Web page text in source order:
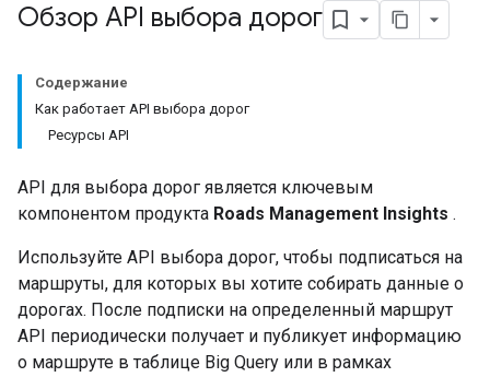
Обзор API выбора дорог
Содержание
Как работает API выбора дорог
Ресурсы API
API для выбора дорог является ключевым
компонентом продукта Roads Management Insights .
Используйте API выбора дорог, чтобы подписаться на
маршруты, для которых вы хотите собирать данные о
дорогах. После подписки на определенный маршрут
API периодически получает и публикует информацию
о маршруте в таблице Big Query или в рамках